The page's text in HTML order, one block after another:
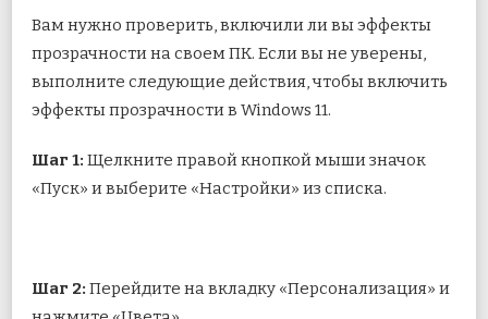
Вам нужно проверить, включили ли вы эффекты
прозрачности на своем ПК. Если вы не уверены,
выполните следующие действия, чтобы включить
эффекты прозрачности в Windows 11.
Шаг 1: Щелкните правой кнопкой мыши значок
«Пуск» и выберите «Настройки» из списка.
Шаг 2: Перейдите на вкладку «Персонализация» и